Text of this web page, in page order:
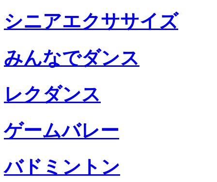
シニアエクササイズ
みんなでダンス
レクダンス
ゲームバレー
バドミントン